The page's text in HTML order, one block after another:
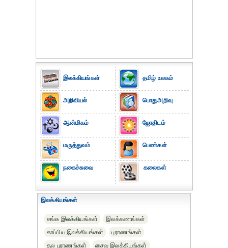
இலக்கியங்கள்
அறிவியல்
ஆன்மிகம்
மருத்துவம்
நகைச்சுவை
தமிழ் உலகம்
பொதுஅறிவு
ஜோதிடம்
பெண்கள்
கலைகள்
இலக்கியங்கள்
சங்க இலக்கியங்கள்
இலக்கணங்கள்
காப்பிய இலக்கியங்கள்
புராணங்கள்
தல புராணங்கள்
சைவ இலக்கியங்கள்